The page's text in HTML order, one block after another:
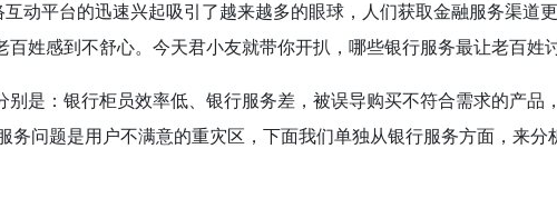
动平台的迅速兴起吸引了越来越多的眼球，人们获取金融服务渠道
姓感到不舒心。今天君小友就带你开扒，哪些银行服务最让老百姓
别是：银行柜员效率低、银行服务差，被误导购买不符合需求的产品
务问题是用户不满意的重灾区，下面我们单独从银行服务方面，来分